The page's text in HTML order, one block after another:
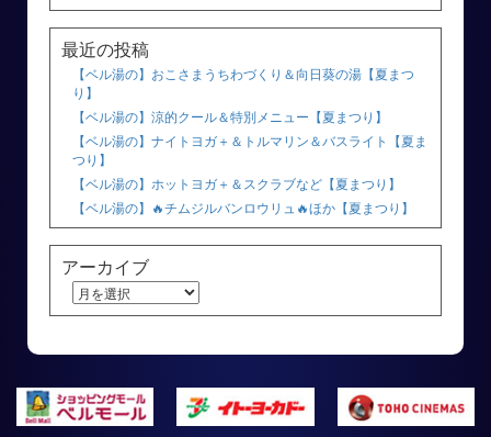
最近の投稿
【ベル湯の】おこさまうちわづくり＆向日葵の湯【夏まつ
り】
【ベル湯の】涼的クール＆特別メニュー【夏まつり】
【ベル湯の】ナイトヨガ＋＆トルマリン＆バスライト【夏ま
つり】
【ベル湯の】ホットヨガ＋＆スクラブなど【夏まつり】
【ベル湯の】🔥チムジルバンロウリュ🔥ほか【夏まつり】
アーカイブ